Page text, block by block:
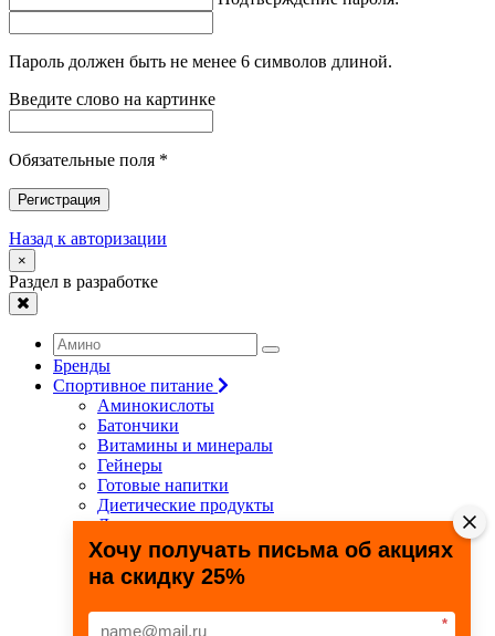
Пароль должен быть не менее 6 символов длиной.
Введите слово на картинке
Обязательные поля *
Регистрация
Назад к авторизации
×
Раздел в разработке
Бренды
Спортивное питание
Аминокислоты
Батончики
Витамины и минералы
Гейнеры
Готовые напитки
Диетические продукты
Для связок и суставов
Жиросжигатели
Здоровье и долголетие
Креатин
Специальные препараты
Хочу получать письма об акциях
на скидку 25%
*